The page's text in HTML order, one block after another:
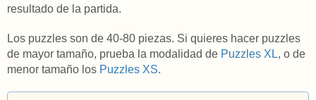
resultado de la partida.
Los puzzles son de 40-80 piezas. Si quieres hacer puzzles
de mayor tamaño, prueba la modalidad de Puzzles XL, o de
menor tamaño los Puzzles XS.